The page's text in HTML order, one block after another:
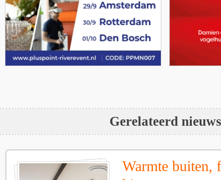
Gerelateerd nieuws
Warmte buiten,